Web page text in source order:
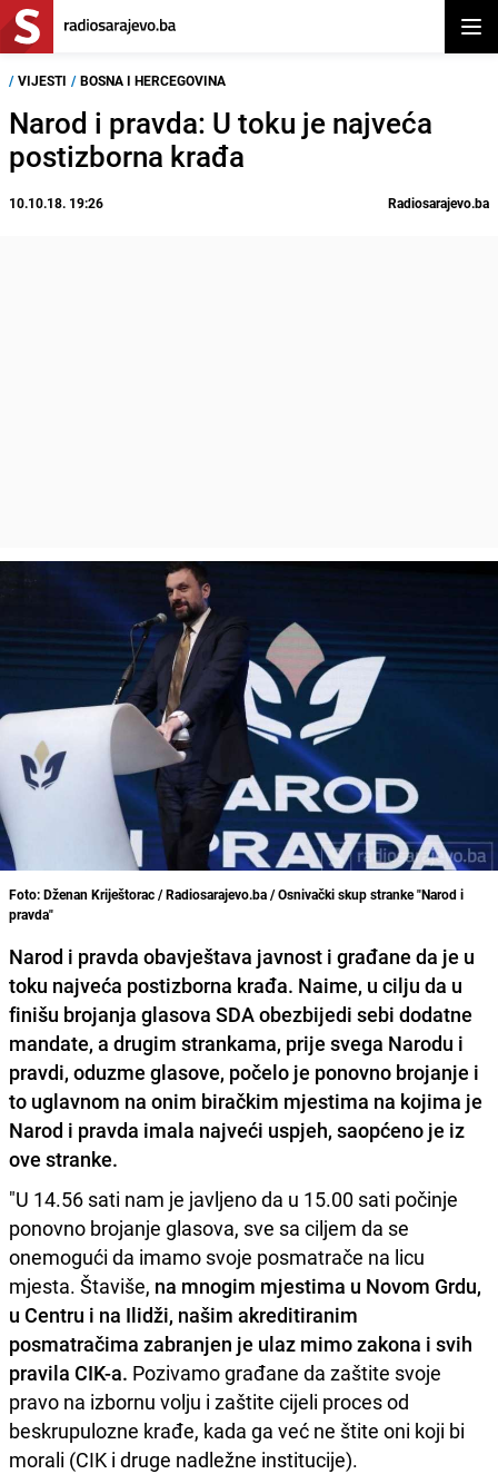
/ VIJESTI / BOSNA I HERCEGOVINA
Narod i pravda: U toku je najveća
postizborna krađa
10.10.18. 19:26 Radiosarajevo.ba
Foto: Dženan Kriještorac / Radiosarajevo.ba / Osnivački skup stranke "Narod i
pravda"
Narod i pravda obavještava javnost i građane da je u
toku najveća postizborna krađa. Naime, u cilju da u
finišu brojanja glasova SDA obezbijedi sebi dodatne
mandate, a drugim strankama, prije svega Narodu i
pravdi, oduzme glasove, počelo je ponovno brojanje i
to uglavnom na onim biračkim mjestima na kojima je
Narod i pravda imala najveći uspjeh, saopćeno je iz
ove stranke.
"U 14.56 sati nam je javljeno da u 15.00 sati počinje
ponovno brojanje glasova, sve sa ciljem da se
onemogući da imamo svoje posmatrače na licu
mjesta. Štaviše, na mnogim mjestima u Novom Grdu,
u Centru i na Ilidži, našim akreditiranim
posmatračima zabranjen je ulaz mimo zakona i svih
pravila CIK-a. Pozivamo građane da zaštite svoje
pravo na izbornu volju i zaštite cijeli proces od
beskrupulozne krađe, kada ga već ne štite oni koji bi
morali (CIK i druge nadležne institucije).